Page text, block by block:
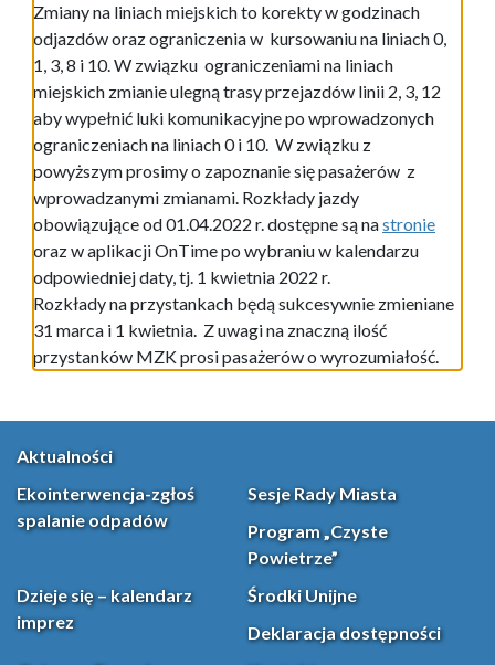
Zmiany na liniach miejskich to korekty w godzinach
odjazdów oraz ograniczenia w kursowaniu na liniach 0,
1, 3, 8 i 10. W związku ograniczeniami na liniach
miejskich zmianie ulegną trasy przejazdów linii 2, 3, 12
aby wypełnić luki komunikacyjne po wprowadzonych
ograniczeniach na liniach 0 i 10. W związku z
powyższym prosimy o zapoznanie się pasażerów z
wprowadzanymi zmianami. Rozkłady jazdy
obowiązujące od 01.04.2022 r. dostępne są nastronie
oraz w aplikacji OnTime po wybraniu w kalendarzu
odpowiedniej daty, tj. 1 kwietnia 2022 r.
Rozkłady na przystankach będą sukcesywnie zmieniane
31 marca i 1 kwietnia. Z uwagi na znaczną ilość
przystanków MZK prosi pasażerów o wyrozumiałość.
Aktualności
Ekointerwencja-zgłoś
spalanie odpadów
Sesje Rady Miasta
Program „Czyste
Powietrze”
Dzieje się – kalendarz
imprez
Środki Unijne
Deklaracja dostępności